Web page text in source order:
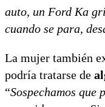
auto, un Ford Ka
cuando se para,
La mujer también
podría tratarse de
“Sospechamos que